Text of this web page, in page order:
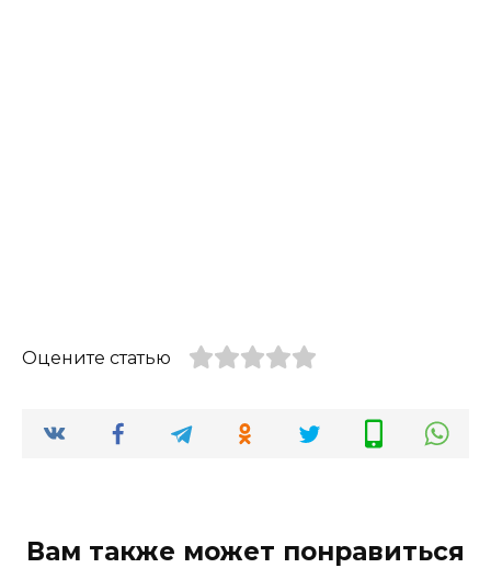
Оцените статью
Вам также может понравиться